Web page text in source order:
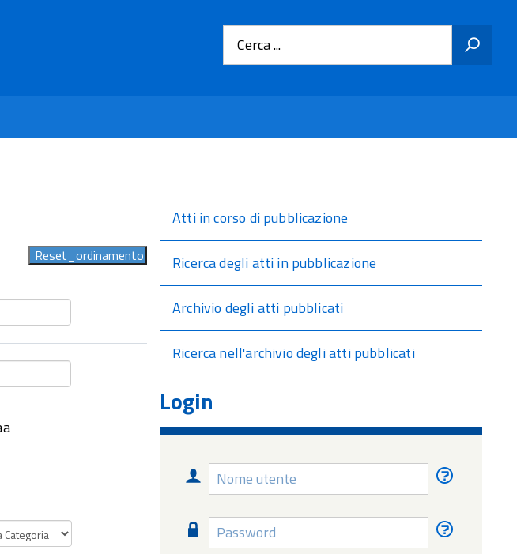
Cerca ...
Atti in corso di pubblicazione
Ricerca degli atti in pubblicazione
Archivio degli atti pubblicati
Ricerca nell'archivio degli atti pubblicati
Login
Nome
utente
Nome
utente
Password
Password